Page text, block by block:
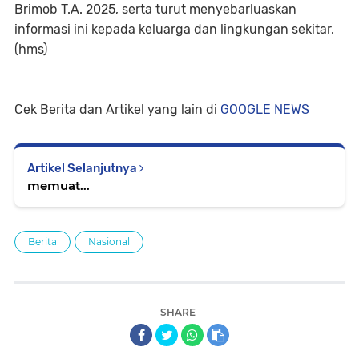
Brimob T.A. 2025, serta turut menyebarluaskan
informasi ini kepada keluarga dan lingkungan sekitar.
(hms)
Cek Berita dan Artikel yang lain di GOOGLE NEWS
Artikel Selanjutnya
memuat...
Berita Nasional
SHARE